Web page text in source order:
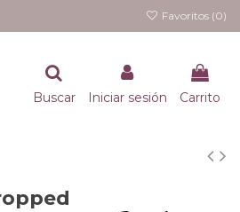
Favoritos (0)
Buscar Iniciar sesión Carrito